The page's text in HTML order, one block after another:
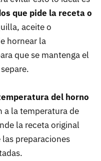
que pide la receta o
aceite o
hornear la
que se mantenga el
del horno
a la temperatura de
la receta original
las preparaciones